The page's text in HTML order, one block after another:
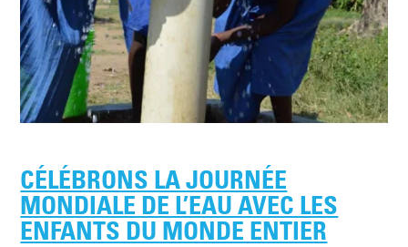
CÉLÉBRONS LA JOURNÉE
MONDIALE DE L’EAU AVEC LES
ENFANTS DU MONDE ENTIER